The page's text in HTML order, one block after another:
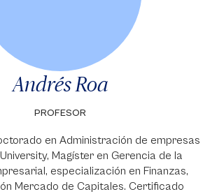
Andrés Roa
PROFESOR
en Administración de empresas
Magíster en Gerencia de la
especialización en Finanzas,
Mercado de Capitales. Certificado